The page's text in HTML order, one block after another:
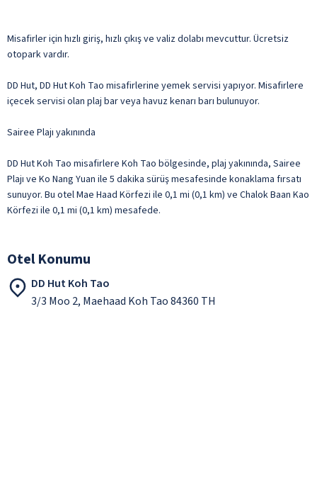
Misafirler için hızlı giriş, hızlı çıkış ve valiz dolabı mevcuttur. Ücretsiz
otopark vardır.
DD Hut, DD Hut Koh Tao misafirlerine yemek servisi yapıyor. Misafirlere
içecek servisi olan plaj bar veya havuz kenarı barı bulunuyor.
Sairee Plajı yakınında
DD Hut Koh Tao misafirlere Koh Tao bölgesinde, plaj yakınında, Sairee
Plajı ve Ko Nang Yuan ile 5 dakika sürüş mesafesinde konaklama fırsatı
sunuyor. Bu otel Mae Haad Körfezi ile 0,1 mi (0,1 km) ve Chalok Baan Kao
Körfezi ile 0,1 mi (0,1 km) mesafede.
Otel Konumu
DD Hut Koh Tao
3/3 Moo 2, Maehaad Koh Tao 84360 TH